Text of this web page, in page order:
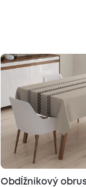
Obdĺžnikový